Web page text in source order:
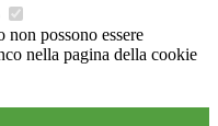
possono essere
nella pagina della cookie